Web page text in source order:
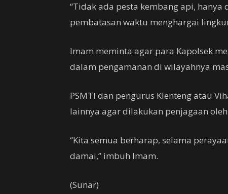
“Tidak ada pesta kembang api,
pembatasan waktu menghargai
Imam meminta agar para Kapolsek
dalam pengamanan di wilayahnya
PSMTI dan pengurus Klenteng atau
lainnya agar dilakukan penjagaan
“Kita semua berharap, selama
damai,” imbuh Imam.
(Sunar)